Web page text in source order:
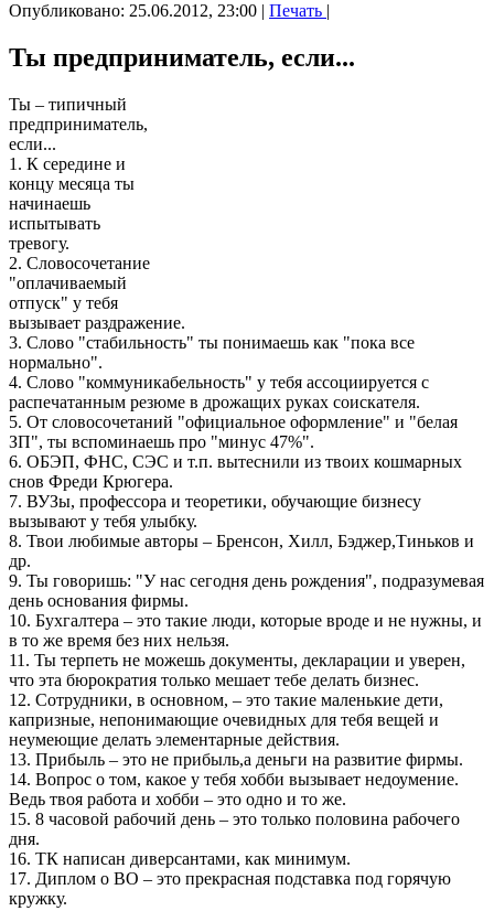
Опубликовано: 25.06.2012, 23:00 | Печать |
Ты предприниматель, если...
Ты – типичный
предприниматель,
если...
1. К середине и
концу месяца ты
начинаешь
испытывать
тревогу.
2. Словосочетание
"оплачиваемый
отпуск" у тебя
вызывает раздражение.
3. Слово "стабильность" ты понимаешь как "пока все
нормально".
4. Слово "коммуникабельность" у тебя ассоциируется с
распечатанным резюме в дрожащих руках соискателя.
5. От словосочетаний "официальное оформление" и "белая
ЗП", ты вспоминаешь про "минус 47%".
6. ОБЭП, ФНС, СЭС и т.п. вытеснили из твоих кошмарных
снов Фреди Крюгера.
7. ВУЗы, профессора и теоретики, обучающие бизнесу
вызывают у тебя улыбку.
8. Твои любимые авторы – Бренсон, Хилл, Бэджер,Тиньков и
др.
9. Ты говоришь: "У нас сегодня день рождения", подразумевая
день основания фирмы.
10. Бухгалтера – это такие люди, которые вроде и не нужны, и
в то же время без них нельзя.
11. Ты терпеть не можешь документы, декларации и уверен,
что эта бюрократия только мешает тебе делать бизнес.
12. Сотрудники, в основном, – это такие маленькие дети,
капризные, непонимающие очевидных для тебя вещей и
неумеющие делать элементарные действия.
13. Прибыль – это не прибыль,а деньги на развитие фирмы.
14. Вопрос о том, какое у тебя хобби вызывает недоумение.
Ведь твоя работа и хобби – это одно и то же.
15. 8 часовой рабочий день – это только половина рабочего
дня.
16. ТК написан диверсантами, как минимум.
17. Диплом о ВО – это прекрасная подставка под горячую
кружку.